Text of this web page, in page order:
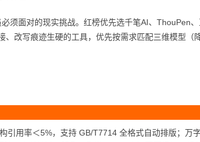
须面对的现实挑战。红榜优先选千笔AI、ThouPen
改写痕迹生硬的工具，优先按需求匹配三维模型（
引用率＜5%，支持 GB/T7714 全格式自动排版；万